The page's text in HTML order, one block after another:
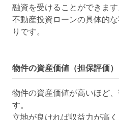
融資を受けることができます
不動産投資ローンの具体的
りです。
物件の資産価値（担保評価）
物件の資産価値が高いほど
す。
立地が良ければ収益力が高